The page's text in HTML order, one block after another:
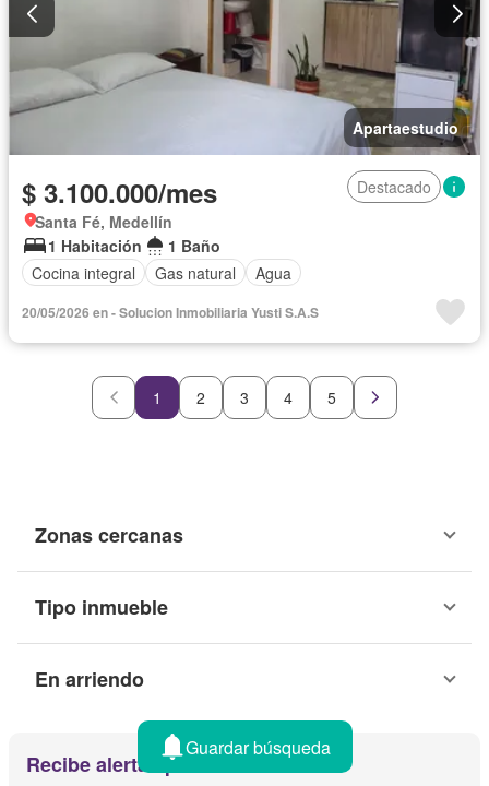
Apartaestudio
$ 3.100.000/mes
Destacado
Santa Fé, Medellín
1 Habitación
1 Baño
Cocina integral
Gas natural Agua
20/05/2026 en - Solucion Inmobiliaria Yusti S.A.S
1 2 3 4 5
Zonas cercanas
Tipo inmueble
En arriendo
Recibe alertas por email
Guardar búsqueda